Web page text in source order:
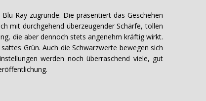
Ray zugrunde. Die präsentiert das Geschehen
mit durchgehend überzeugender Schärfe, tollen
die aber dennoch stets angenehm kräftig wirkt.
Grün. Auch die Schwarzwerte bewegen sich
werden noch überraschend viele, gut